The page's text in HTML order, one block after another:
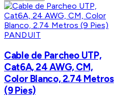
PANDUIT
Cable de Parcheo UTP,
Cat6A, 24 AWG, CM,
Color Blanco, 2.74 Metros
(9 Pies)